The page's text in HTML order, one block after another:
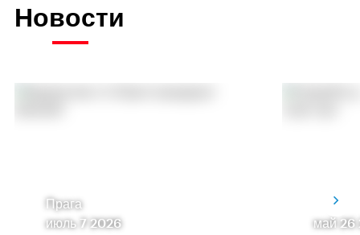
Новости
Прага
июль 7 2026
май 26